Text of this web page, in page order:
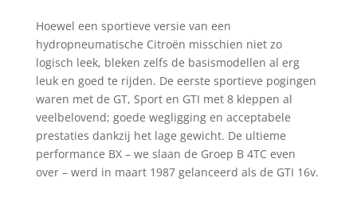
Hoewel een sportieve versie van een
hydropneumatische Citroën misschien niet zo
logisch leek, bleken zelfs de basismodellen al erg
leuk en goed te rijden. De eerste sportieve pogingen
waren met de GT, Sport en GTI met 8 kleppen al
veelbelovend; goede wegligging en acceptabele
prestaties dankzij het lage gewicht. De ultieme
performance BX – we slaan de Groep B 4TC even
over – werd in maart 1987 gelanceerd als de GTI 16v.